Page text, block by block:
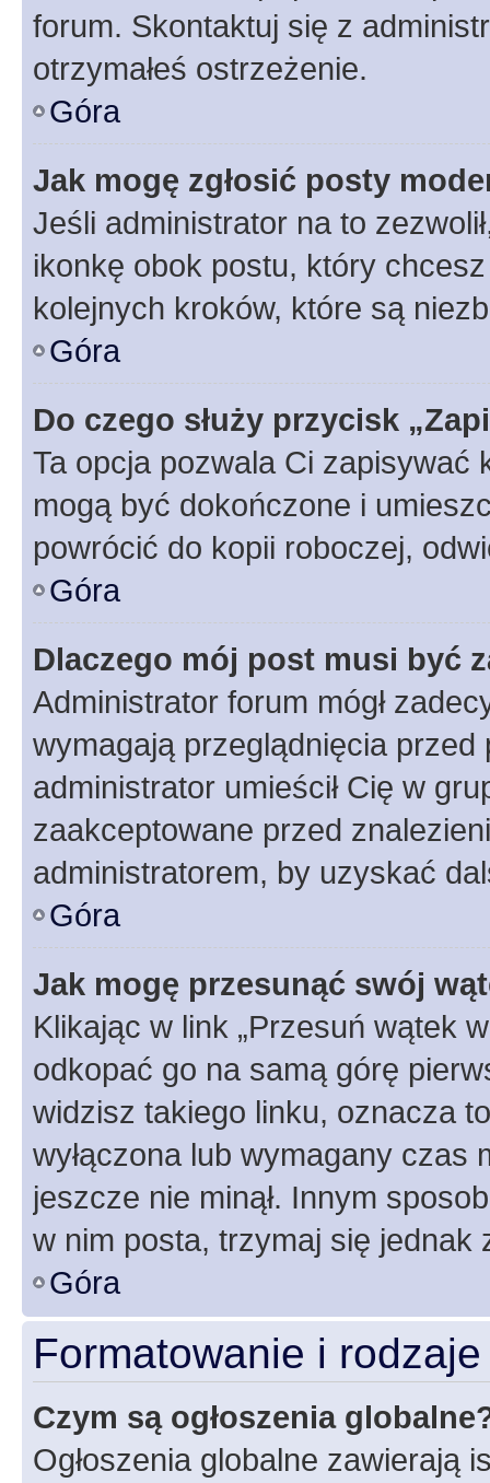
forum. Skontaktuj się z
otrzymałeś ostrzeżenie.
Góra
Jak mogę zgłosić posty
Jeśli administrator na to
ikonkę obok postu, który
kolejnych kroków, które są
Góra
Do czego służy przycisk
Ta opcja pozwala Ci zapisywać
mogą być dokończone i
powrócić do kopii roboczej,
Góra
Dlaczego mój post musi być
Administrator forum mógł
wymagają przeglądnięcia
administrator umieścił Cię w
zaakceptowane przed
administratorem, by uzyskać
Góra
Jak mogę przesunąć swój
Klikając w link „Przesuń wątek
odkopać go na samą górę
widzisz takiego linku, oznacza
wyłączona lub wymagany czas
jeszcze nie minął. Innym
w nim posta, trzymaj się jednak
Góra
Formatowanie i
Czym są ogłoszenia
Ogłoszenia globalne zawierają